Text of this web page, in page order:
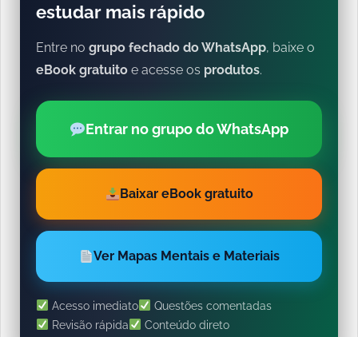
estudar mais rápido
Entre no grupo fechado do WhatsApp, baixe o
eBook gratuito e acesse os produtos.
Entrar no grupo do WhatsApp
Baixar eBook gratuito
Ver Mapas Mentais e Materiais
Acesso imediato
Questões comentadas
Revisão rápida
Conteúdo direto